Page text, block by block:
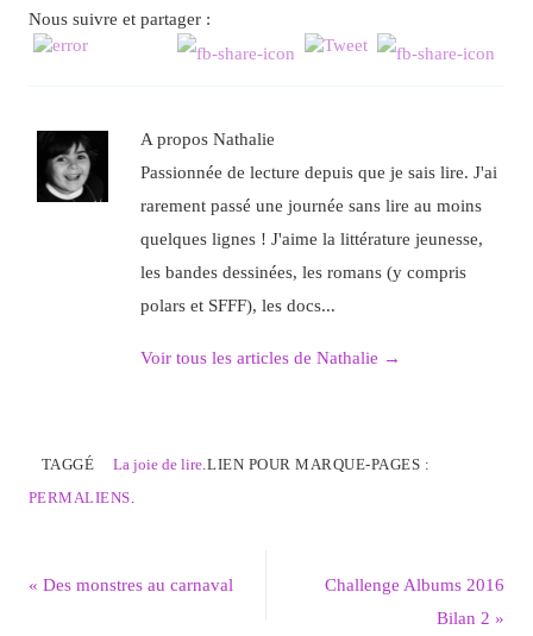
Nous suivre et partager :
A propos Nathalie
Passionnée de lecture depuis que je sais lire. J'ai
rarement passé une journée sans lire au moins
quelques lignes ! J'aime la littérature jeunesse,
les bandes dessinées, les romans (y compris
polars et SFFF), les docs...
Voir tous les articles de Nathalie →
TAGGÉ La joie de lire.LIEN POUR MARQUE-PAGES :
PERMALIENS.
« Des monstres au carnaval
Challenge Albums 2016
Bilan 2»